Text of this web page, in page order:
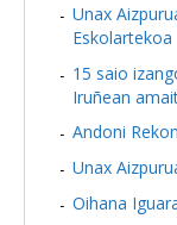
Unax
Eskolartekoa
15 saio
Iruñean
Andoni
Unax
Oihana